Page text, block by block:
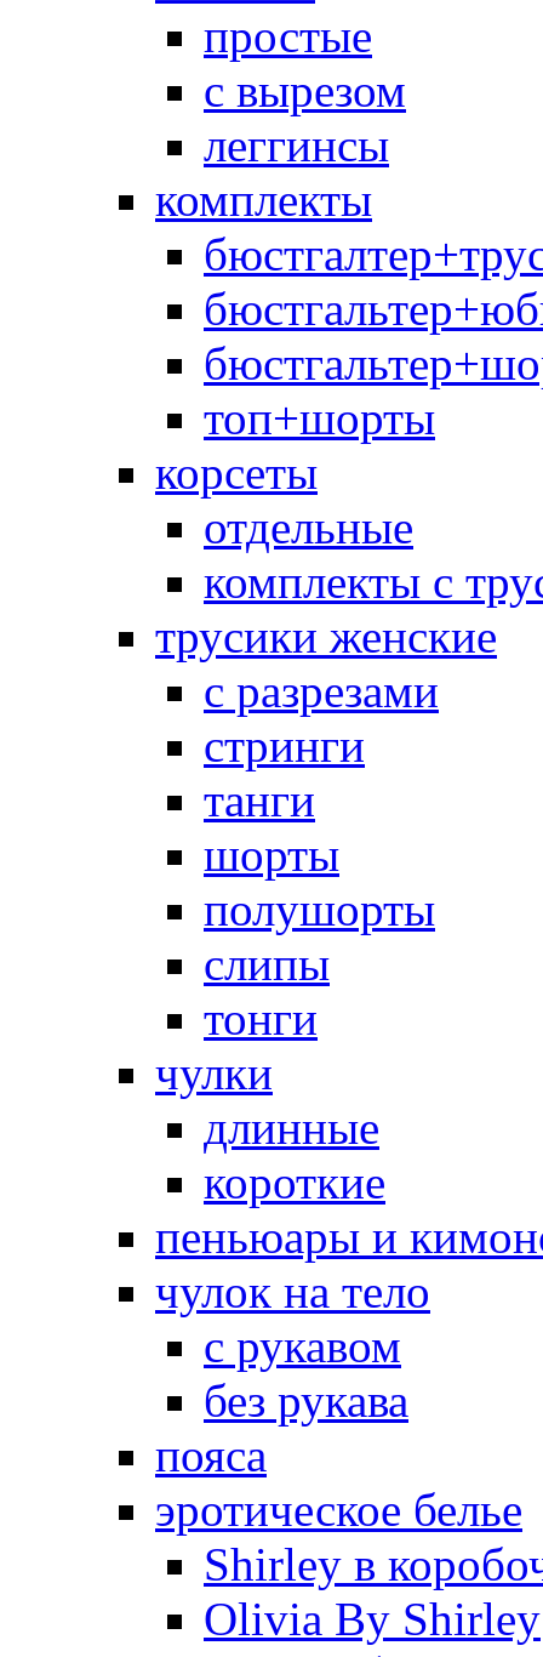
простые
с вырезом
леггинсы
комплекты
топ+шорты
корсеты
отдельные
комплекты с
трусики женские
с разрезами
стринги
танги
шорты
полушорты
слипы
тонги
чулки
длинные
короткие
пеньюары и
чулок на тело
с рукавом
без рукава
пояса
эротическое белье
Shirley в
Olivia By Shirley